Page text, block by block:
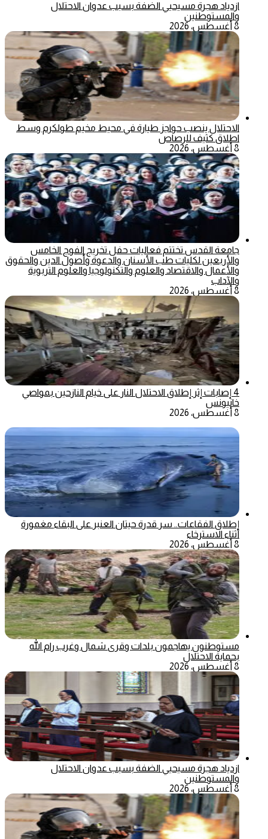
ازدياد هجرة مسيحيي الضفة بسبب عدوان الاحتلال
والمستوطنين
8 أغسطس، 2026
الاحتلال ينصب حواجز طيارة في محيط مخيم طولكرم وسط
اطلاق كثيف للرصاص
8 أغسطس، 2026
جامعة القدس تختتم فعاليات حفل تخريج الفوج الخامس
والأربعين لكليات طب الأسنان والدعوة وأصول الدين والحقوق
والأعمال والاقتصاد والعلوم والتكنولوجيا والعلوم التربوية
والآداب
8 أغسطس، 2026
4 إصابات إثر إطلاق الاحتلال النار على خيام النازحين بمواصي
خانيونس
8 أغسطس، 2026
إطلاق الفقاعات.. سر قدرة حيتان العنبر على البقاء مغمورة
أثناء الاسترخاء
8 أغسطس، 2026
مستوطنون يهاجمون بلدات وقرى شمال وغرب رام الله
بحماية الاحتلال
8 أغسطس، 2026
ازدياد هجرة مسيحيي الضفة بسبب عدوان الاحتلال
والمستوطنين
8 أغسطس، 2026